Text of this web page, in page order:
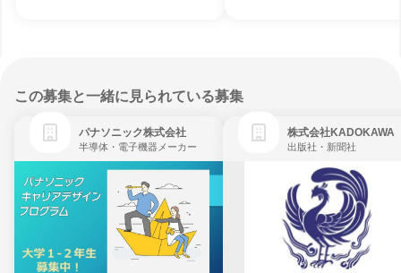
この募集と一緒に見られている募集
パナソニック株式会社
半導体・電子機器メーカー
株式会社KADOKAWA
出版社・新聞社